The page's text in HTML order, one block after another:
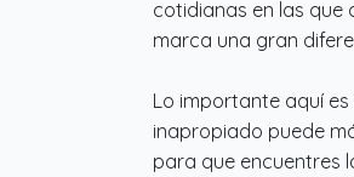
cotidianas en las que
marca una gran
Lo importante aquí
inapropiado puede
para que encuentres